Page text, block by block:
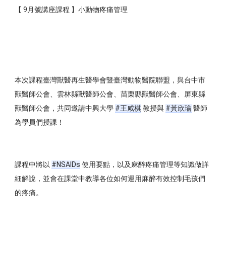
【 9月號講座課程 】小動物疼痛管理
本次課程臺灣獸醫再生醫學會暨臺灣動物醫院聯盟，與台中市
獸醫師公會、雲林縣獸醫師公會、苗栗縣獸醫師公會、屏東縣
獸醫師公會，共同邀請中興大學 #王咸棋 教授與 #黃欣瑜 醫師
為學員們授課！
課程中將以 #NSAIDs 使用要點，以及麻醉疼痛管理等知識做詳
細解說，並會在課堂中教導各位如何運用麻醉有效控制毛孩們
的疼痛。